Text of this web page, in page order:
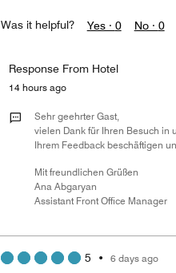
Was it helpful? Yes · 0 No · 0
Response From Hotel
14 hours ago
Sehr geehrter Gast,
vielen Dank für Ihren Besuch in
Ihrem Feedback beschäftigen
Mit freundlichen Grüßen
Ana Abgaryan
Assistant Front Office Manager
5 • 6 days ago